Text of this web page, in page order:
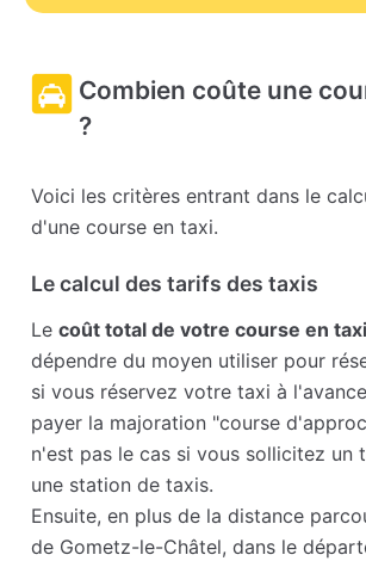
Combien coûte une
?
Voici les critères entrant dans le
d'une course en taxi.
Le calcul des tarifs des taxis
Lecoût total de votre course en taxi
dépendre du moyen utiliser pour
si vous réservez votre taxi à
payer la majoration "course
n'est pas le cas si vous sollicitez un
une station de taxis.
Ensuite, en plus de la distance
de Gometz-le-Châtel, dans le